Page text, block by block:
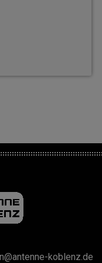
koblenz.de